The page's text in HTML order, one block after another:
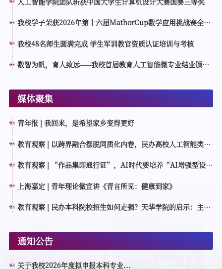
我校学子荣获2026年第十六届MathorCup数学应用挑战赛全国
我校48名师生圆满完成 学生军训教官资质认证培训与考核
数智为帆，育人致远——我校首届教育人工智能微专业结业颁证
媒体聚集
青年报 | 我回来，是希望家乡变得更好
教育观察 | 以跨界融合摆脱同质化内卷，民办高校人工智能类专
教育观察 | “作品集即通行证”，AI时代要培养“AI增强型设计
上海嘉定 | 青年理论微宣讲《青言所见：健康到家》
教育观察 | 民办本科院校招生如何走强？天华学院的启示：主动
通知公告
关于我校2026年度拟申报本科专业...